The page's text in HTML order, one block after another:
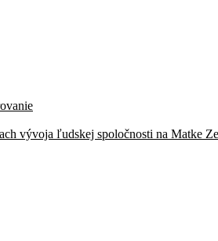
vývoja ľudskej spoločnosti na Matke